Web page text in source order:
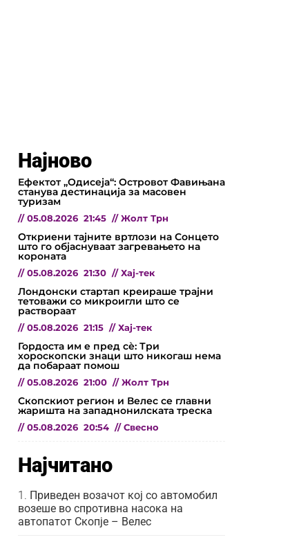
Најново
Ефектот „Одисеја“: Островот Фавињана
станува дестинација за масовен
туризам
// 05.08.2026 21:45 // Жолт Трн
Откриени тајните вртлози на Сонцето
што го објаснуваат загревањето на
короната
// 05.08.2026 21:30 // Хај-тек
Лондонски стартап креираше трајни
тетоважи со микроигли што се
раствораат
// 05.08.2026 21:15 // Хај-тек
Гордоста им е пред сѐ: Три
хороскопски знаци што никогаш нема
да побараат помош
// 05.08.2026 21:00 // Жолт Трн
Скопскиот регион и Велес се главни
жаришта на западнонилската треска
// 05.08.2026 20:54 // Свесно
Најчитано
Приведен возачот кој со автомобил
возеше во спротивна насока на
автопатот Скопје – Велес